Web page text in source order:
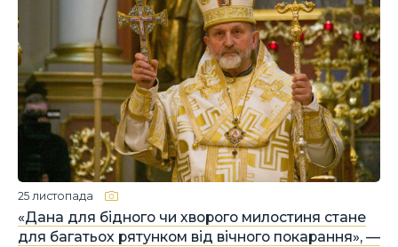
«Дана для бідного чи хворого милостиня стане
для багатьох рятунком від вічного покарання», —
25 листопада